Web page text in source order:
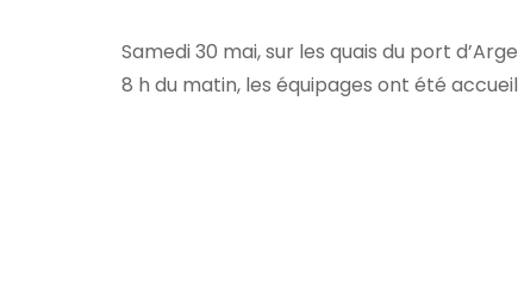
Samedi 30 mai, sur les quais du port
8 h du matin, les équipages ont été